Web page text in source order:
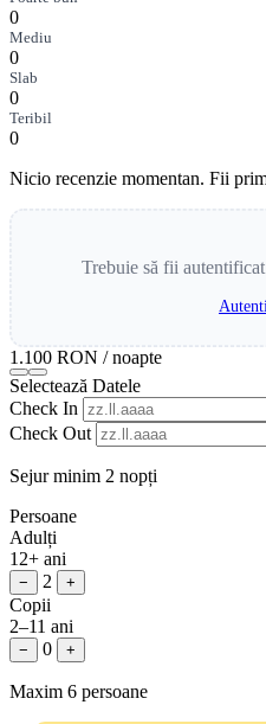
0
Mediu
0
Slab
0
Teribil
0
Nicio recenzie momentan. Fii
Trebuie să fii
1.100 RON / noapte
Selectează Datele
Check In
Check Out
Sejur minim 2 nopți
Persoane
Adulți
12+ ani
− 2 +
Copii
2–11 ani
− 0 +
Maxim 6 persoane